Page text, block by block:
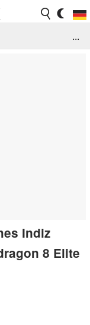
...
Indiz
8 Elite